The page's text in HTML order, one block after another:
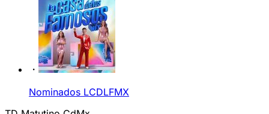
Nominados LCDLFMX